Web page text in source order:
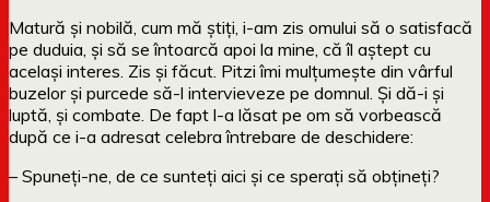
Matură și nobilă, cum mă știți, i-am zis omului să o satisfacă
pe duduia, și să se întoarcă apoi la mine, că îl aștept cu
același interes. Zis și făcut. Pitzi îmi mulțumește din vârful
buzelor și purcede să-l intervieveze pe domnul. Și dă-i și
luptă, și combate. De fapt l-a lăsat pe om să vorbească
după ce i-a adresat celebra întrebare de deschidere:
– Spuneți-ne, de ce sunteți aici și ce sperați să obțineți?